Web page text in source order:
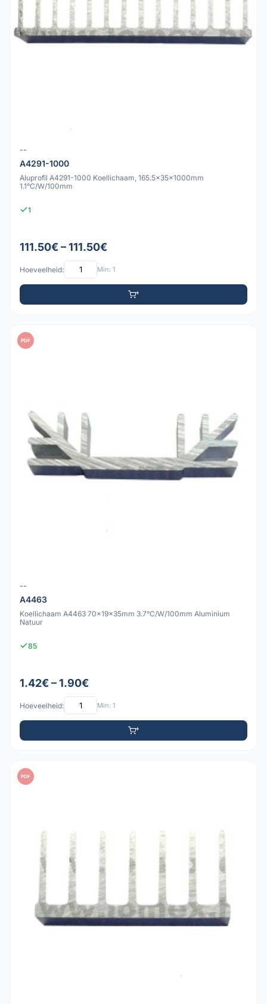
--
A4291-1000
Aluprofil A4291-1000 Koellichaam, 165.5x35x1000mm
1.1°C/W/100mm
1
111.50€ – 111.50€
Hoeveelheid: Min: 1
PDF
--
A4463
Koellichaam A4463 70x19x35mm 3.7°C/W/100mm Aluminium
Natuur
85
1.42€ – 1.90€
Hoeveelheid: Min: 1
PDF